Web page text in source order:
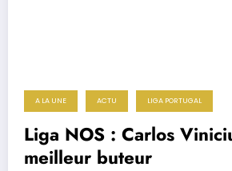
A LA UNE ACTU LIGA PORTUGAL
Liga NOS : Carlos
meilleur buteur